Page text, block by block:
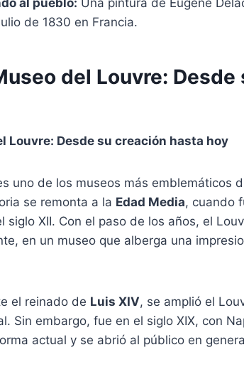
al pueblo: Una pintura de Eugène
de 1830 en Francia.
del Louvre: Desde
Louvre: Desde su creación hasta hoy
uno de los museos más emblemáticos
se remonta a la Edad Media, cuando
siglo XII. Con el paso de los años, el
en un museo que alberga una
el reinado de Luis XIV, se amplió el
Sin embargo, fue en el siglo XIX, con
actual y se abrió al público en